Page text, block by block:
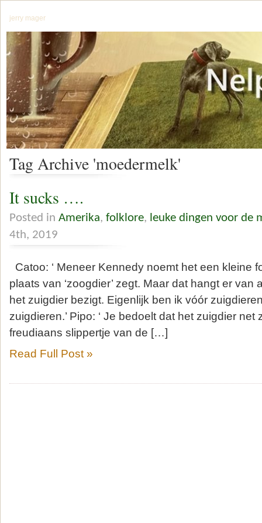
jerry mager
Tag Archive 'moedermelk'
It sucks ….
Posted in Amerika, folklore, leuke dingen voor de
4th, 2019
Catoo: ‘ Meneer Kennedy noemt het een kleine
plaats van ‘zoogdier’ zegt. Maar dat hangt er van
het zuigdier bezigt. Eigenlijk ben ik vóór
zuigdieren.’ Pipo: ‘ Je bedoelt dat het zuigdier net
freudiaans slippertje van de […]
Read Full Post »